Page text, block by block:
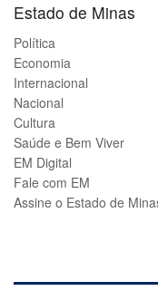
Estado de Minas
Política
Economia
Internacional
Nacional
Cultura
Saúde e Bem Viver
EM Digital
Fale com EM
Assine o Estado de